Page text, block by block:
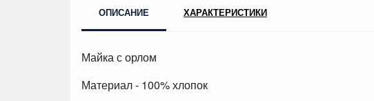
ОПИСАНИЕ ХАРАКТЕРИСТИКИ
Майка с орлом
Материал - 100% хлопок